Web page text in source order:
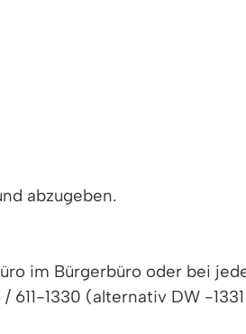
abzugeben.
im Bürgerbüro oder bei
1330 (alternativ DW -